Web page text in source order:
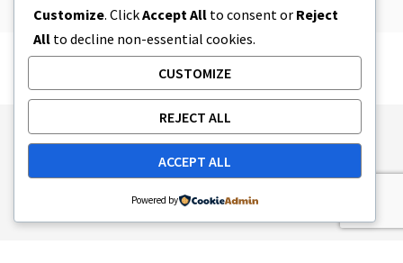
Publishing Principles
Ethics Policy
Corrections Policy
Feedback Policy
Ownership & Funding
Tag map
Customize. ClickAccept All to consent or Reject
All to decline non-essential cookies.
CUSTOMIZE
REJECT ALL
ACCEPT ALL
Powered by